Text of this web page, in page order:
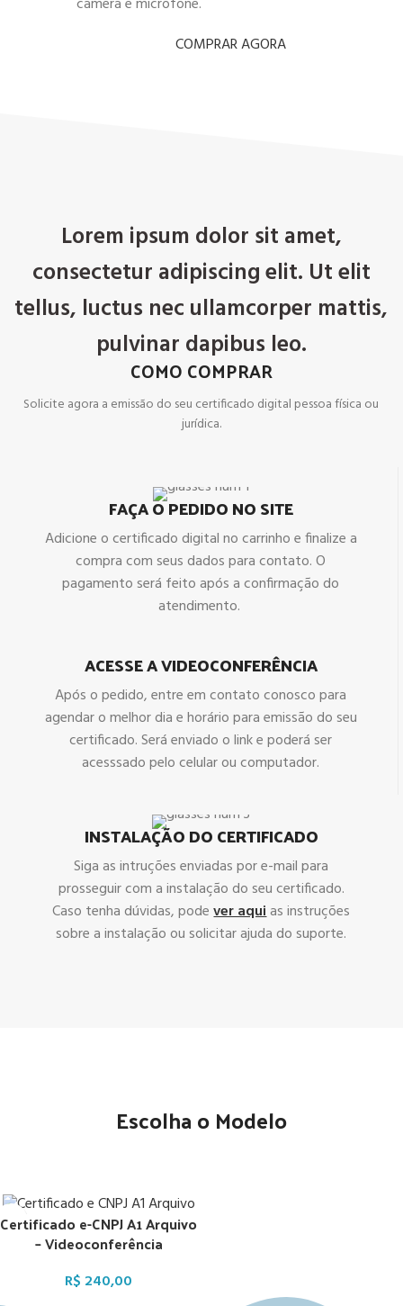
COMPRAR AGORA
Lorem ipsum dolor sit amet,
consectetur adipiscing elit. Ut elit
tellus, luctus nec ullamcorper mattis,
pulvinar dapibus leo.
COMO COMPRAR
Solicite agora a emissão do seu certificado digital pessoa física ou
jurídica.
FAÇA O PEDIDO NO SITE
Adicione o certificado digital no carrinho e finalize a
compra com seus dados para contato. O
pagamento será feito após a confirmação do
atendimento.
ACESSE A VIDEOCONFERÊNCIA
Após o pedido, entre em contato conosco para
agendar o melhor dia e horário para emissão do seu
certificado. Será enviado o link e poderá ser
acesssado pelo celular ou computador.
INSTALAÇÃO DO CERTIFICADO
Siga as intruções enviadas por e-mail para
prosseguir com a instalação do seu certificado.
Caso tenha dúvidas, podever aquias instruções
sobre a instalação ou solicitar ajuda do suporte.
Escolha o Modelo
Certificado e-CNPJ A1 Arquivo
– Videoconferência
R$ 240,00